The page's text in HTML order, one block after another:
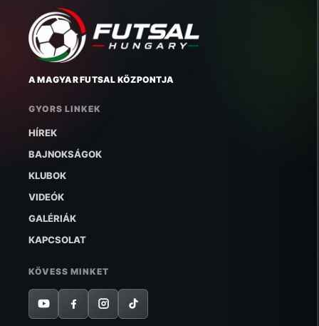
A MAGYAR FUTSAL KÖZPONTJA
GYORS LINKEK
HÍREK
BAJNOKSÁGOK
KLUBOK
VIDEÓK
GALÉRIÁK
KAPCSOLAT
KÖVESS MINKET